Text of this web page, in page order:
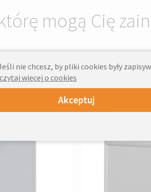
mogą Cię
FAKRO VMZ
markiza
nie chcesz, by pliki cookies były
więcej o cookies
Akceptuj